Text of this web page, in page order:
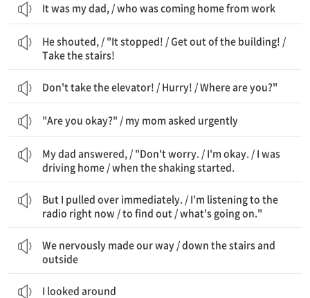
It was my dad, / who was coming home from work
He shouted, / "It stopped! / Get out of the building! /
Take the stairs!
Don't take the elevator! / Hurry! / Where are you?"
"Are you okay?" / my mom asked urgently
My dad answered, / "Don't worry. / I'm okay. / I was
driving home / when the shaking started.
But I pulled over immediately. / I'm listening to the
radio right now / to find out / what's going on."
We nervously made our way / down the stairs and
outside
I looked around